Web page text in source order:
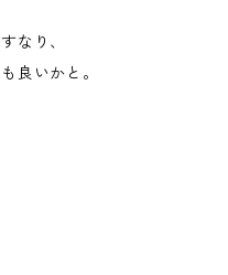
なり、
良いかと。